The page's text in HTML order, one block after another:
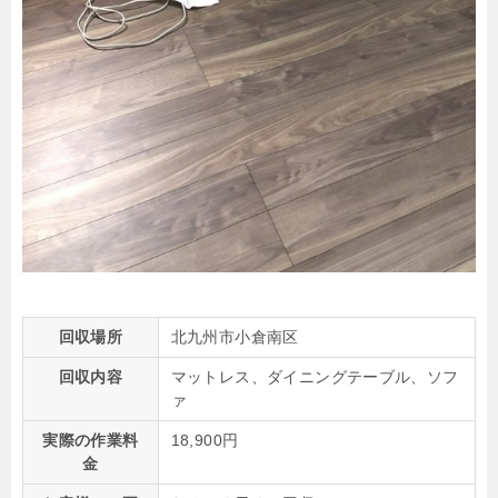
回収場所 北九州市小倉南区
回収内容
マットレス、ダイニングテーブル、ソフ
ァ
実際の作業料
金
18,900円